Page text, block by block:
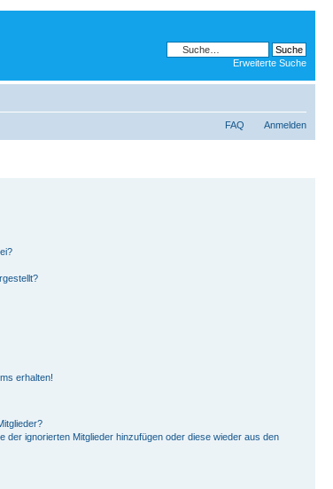
Erweiterte Suche
FAQ Anmelden
erhalten!
ignorierten Mitglieder hinzufügen oder diese wieder aus den